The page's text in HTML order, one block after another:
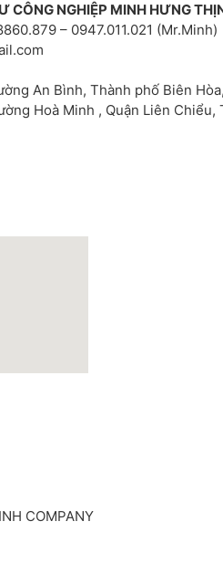
CÔNG NGHIỆP MINH HƯNG
– 0947.011.021 (Mr.Minh)
An Bình, Thành phố Biên
Hoà Minh , Quận Liên Chiểu,
COMPANY